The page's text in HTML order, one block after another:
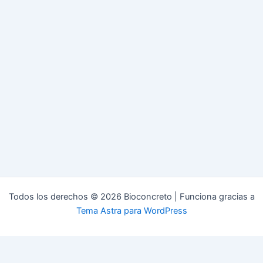
Todos los derechos © 2026 Bioconcreto | Funciona gracias a
Tema Astra para WordPress